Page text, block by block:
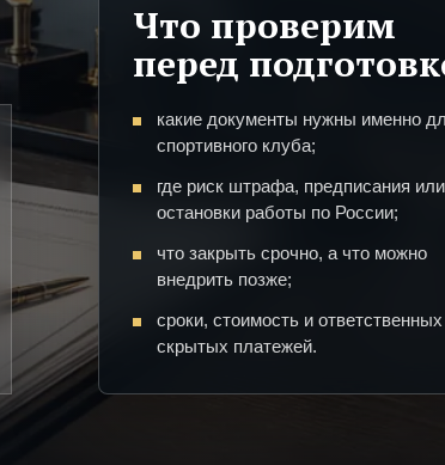
Что проверим
перед
какие документы нужны именно
спортивного клуба;
где риск штрафа, предписания или
остановки работы по России;
что закрыть срочно, а что можно
внедрить позже;
сроки, стоимость и
скрытых платежей.